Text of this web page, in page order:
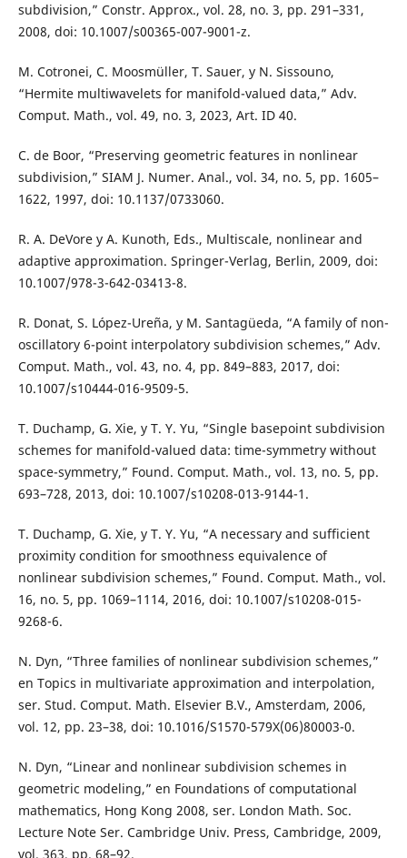
subdivision,” Constr. Approx., vol. 28, no. 3, pp. 291–331,
2008, doi: 10.1007/s00365-007-9001-z.
M. Cotronei, C. Moosmüller, T. Sauer, y N. Sissouno,
“Hermite multiwavelets for manifold-valued data,” Adv.
Comput. Math., vol. 49, no. 3, 2023, Art. ID 40.
C. de Boor, “Preserving geometric features in nonlinear
subdivision,” SIAM J. Numer. Anal., vol. 34, no. 5, pp. 1605–
1622, 1997, doi: 10.1137/0733060.
R. A. DeVore y A. Kunoth, Eds., Multiscale, nonlinear and
adaptive approximation. Springer-Verlag, Berlin, 2009, doi:
10.1007/978-3-642-03413-8.
R. Donat, S. López-Ureña, y M. Santagüeda, “A family of non-
oscillatory 6-point interpolatory subdivision schemes,” Adv.
Comput. Math., vol. 43, no. 4, pp. 849–883, 2017, doi:
10.1007/s10444-016-9509-5.
T. Duchamp, G. Xie, y T. Y. Yu, “Single basepoint subdivision
schemes for manifold-valued data: time-symmetry without
space-symmetry,” Found. Comput. Math., vol. 13, no. 5, pp.
693–728, 2013, doi: 10.1007/s10208-013-9144-1.
T. Duchamp, G. Xie, y T. Y. Yu, “A necessary and sufficient
proximity condition for smoothness equivalence of
nonlinear subdivision schemes,” Found. Comput. Math., vol.
16, no. 5, pp. 1069–1114, 2016, doi: 10.1007/s10208-015-
9268-6.
N. Dyn, “Three families of nonlinear subdivision schemes,”
en Topics in multivariate approximation and interpolation,
ser. Stud. Comput. Math. Elsevier B.V., Amsterdam, 2006,
vol. 12, pp. 23–38, doi: 10.1016/S1570-579X(06)80003-0.
N. Dyn, “Linear and nonlinear subdivision schemes in
geometric modeling,” en Foundations of computational
mathematics, Hong Kong 2008, ser. London Math. Soc.
Lecture Note Ser. Cambridge Univ. Press, Cambridge, 2009,
vol. 363, pp. 68–92.